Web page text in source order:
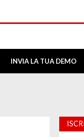
INVIA LA TUA DEMO